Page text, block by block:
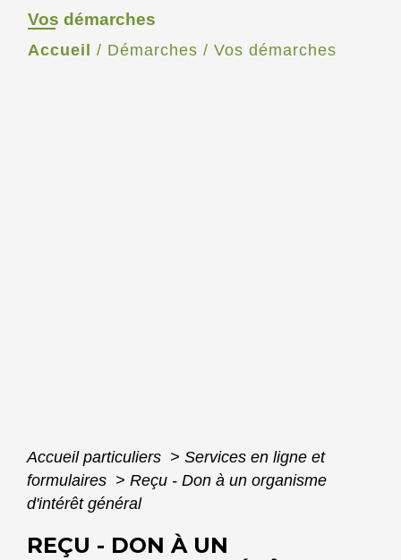
Vos démarches
Accueil / Démarches / Vos démarches
Accueil particuliers > Services en ligne et
formulaires > Reçu - Don à un organisme
d'intérêt général
REÇU - DON À UN